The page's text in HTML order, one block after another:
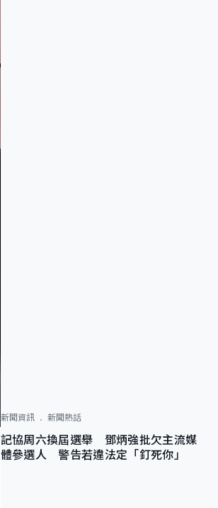
新聞資訊 新聞熱話
記協周六換屆選舉 鄧炳強批欠主流媒
體參選人 警告若違法定「釘死你」